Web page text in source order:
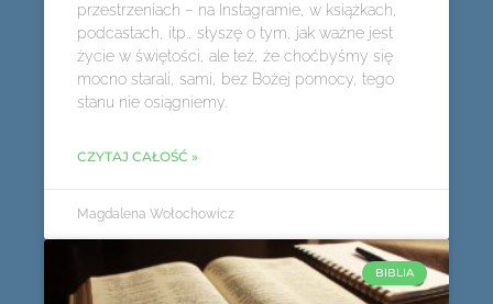
przestrzeniach – na Instagramie, w książkach,
podcastach, itp., słyszę o tym, jak ważne jest
życie w świętości, ale też, że choćbyśmy się
mocno starali, sami, bez Bożej pomocy, tego
stanu nie osiągniemy.
CZYTAJ CAŁOŚĆ »
Magdalena Wołochowicz
BIBLIA